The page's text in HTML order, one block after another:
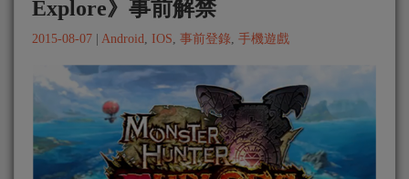
Explore》事前解禁
2015-08-07 Android, IOS, 事前登錄, 手機遊戲